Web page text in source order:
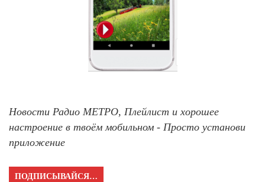
Новости Радио МЕТРО, Плейлист и хорошее
настроение в твоём мобильном - Просто установи
приложение
ПОДПИСЫВАЙСЯ…